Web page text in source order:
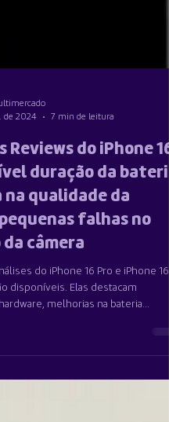
7 min de leitura
Reviews do iPhone 16
duração da
na qualidade da
falhas no
disponíveis. Elas destacam